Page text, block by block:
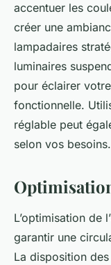
accentuer les
créer une
lampadaires
luminaires
pour éclairer
fonctionnelle.
réglable peut
selon vos besoins.
L’optimisation de l’
garantir une
La disposition